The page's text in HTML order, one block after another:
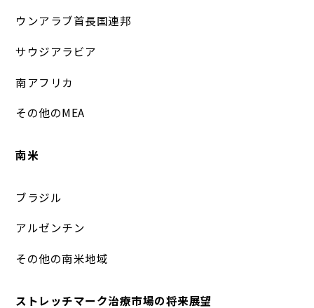
ウンアラブ首長国連邦
サウジアラビア
南アフリカ
その他のMEA
南米
ブラジル
アルゼンチン
その他の南米地域
ストレッチマーク治療市場の将来展望